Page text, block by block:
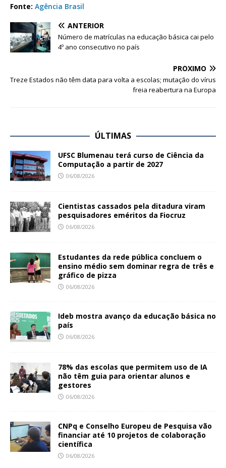
Fonte: Agência Brasil
ANTERIOR
Número de matrículas na educação básica cai pelo
4º ano consecutivo no país
PRÓXIMO
Treze Estados não têm data para volta a escolas; mutação do vírus
freia reabertura na Europa
ÚLTIMAS
UFSC Blumenau terá curso de Ciência da
Computação a partir de 2027
06/08/2026
Cientistas cassados pela ditadura viram
pesquisadores eméritos da Fiocruz
06/08/2026
Estudantes da rede pública concluem o
ensino médio sem dominar regra de três e
gráfico de pizza
06/08/2026
Ideb mostra avanço da educação básica no
país
06/08/2026
78% das escolas que permitem uso de IA
não têm guia para orientar alunos e
gestores
06/08/2026
CNPq e Conselho Europeu de Pesquisa vão
financiar até 10 projetos de colaboração
científica
06/08/2026